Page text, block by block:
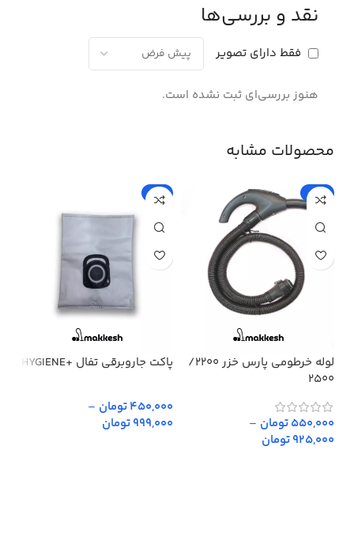
نقد و بررسی‌ها
فقط دارای تصویر
هنوز بررسی‌ای ثبت نشده است.
محصولات مشابه
-15%
لوله خرطومی پارس خزر 2200/
2500
550,000 تومان
–
925,000 تومان
-5%
پاکت جاروبرقی تفال +HYGIENE
450,000 تومان
–
999,000 تومان